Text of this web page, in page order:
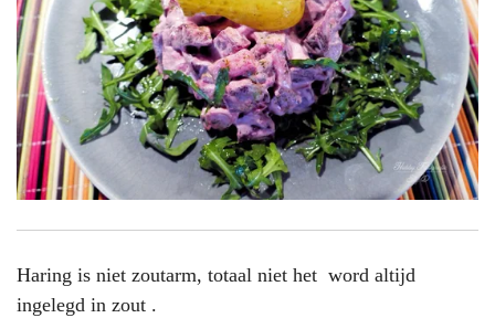
Haring is niet zoutarm, totaal niet het word altijd
ingelegd in zout .